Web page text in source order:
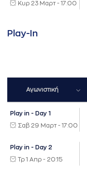
Κυρ 23 Μαρτ - 17:00
Play-Ιn
Αγωνιστική
Play in - Day 1
Σαβ 29 Μαρτ - 17:00
Play in - Day 2
Τρ 1 Απρ - 20:15